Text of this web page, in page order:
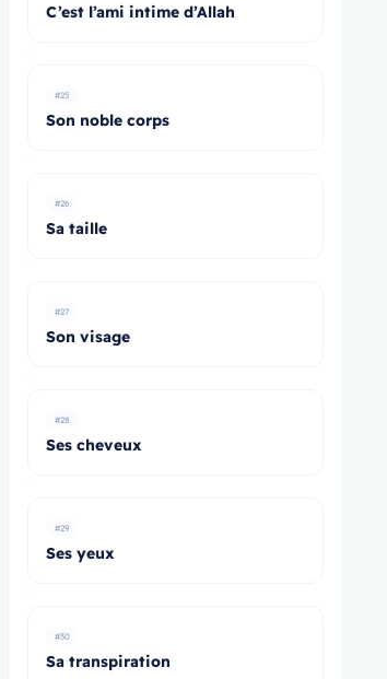
C’est l’ami intime d’Allah
#25
Son noble corps
#26
Sa taille
#27
Son visage
#28
Ses cheveux
#29
Ses yeux
#30
Sa transpiration